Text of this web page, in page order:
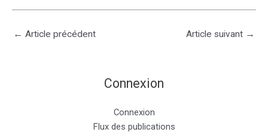
← Article précédent Article suivant →
Connexion
Connexion
Flux des publications